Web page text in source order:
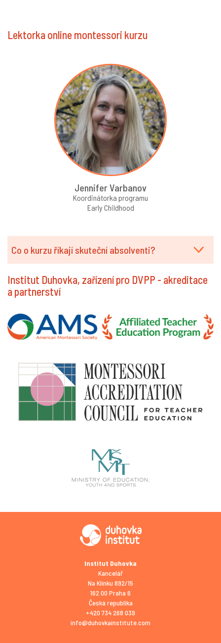
Lektorka online montessori kurzu
Jennifer Varbanov
Koordinátorka programu
Early Childhood
Co o kurzu říkají skuteční absolventi?
Institut Duhovka, zařízení pro DVPP - akreditace
a partnerství
Institut Duhovka
Kancelář
Na Klínku 892/15
162 00 Praha 6
Česká republika
+420 734 268 039
info@duhovkainstitute.com